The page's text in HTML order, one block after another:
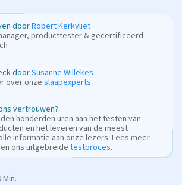
doorRobert Kerkvliet
producttester & gecertificeerd
doorSusanne Willekes
over onze slaapexperts
vertrouwen?
honderden uren aan het testen van
en het leveren van de meest
informatie aan onze lezers. Lees meer
en ons uitgebreide testproces.
Min.